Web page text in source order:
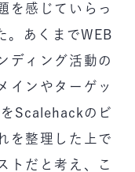
を感じていらっ
。あくまでWEB
ディング活動の
インやターゲッ
Scalehackのビ
を整理した上で
トだと考え、こ